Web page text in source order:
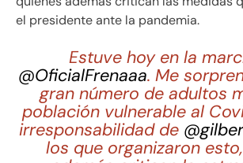
el presidente ante la pandemia.
Estuve hoy en la
@OficialFrenaaa. Me
gran número de adultos
población vulnerable al
irresponsabilidad de
los que organizaron